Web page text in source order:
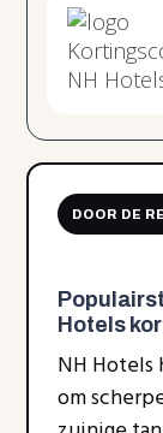
DOOR DE
Hotels
NH
om